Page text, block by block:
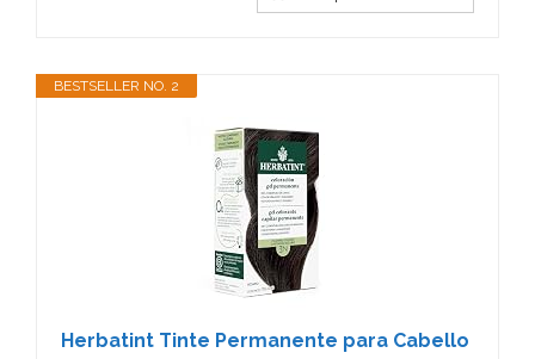
BESTSELLER NO. 2
Herbatint Tinte Permanente para Cabello